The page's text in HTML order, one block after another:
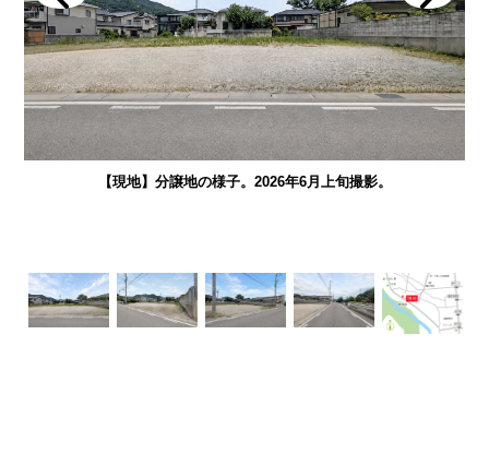
【現地】分譲地の様子。2026年6月上旬撮影。